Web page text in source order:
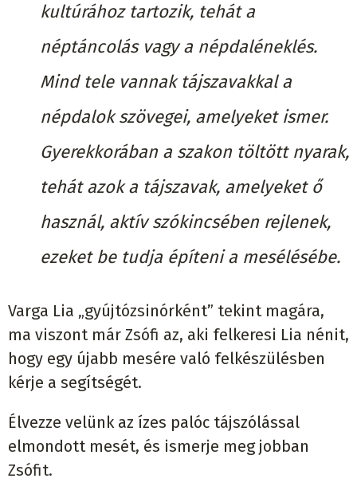
kultúrához tartozik, tehát a
néptáncolás vagy a népdaléneklés.
Mind tele vannak tájszavakkal a
népdalok szövegei, amelyeket ismer.
Gyerekkorában a szakon töltött nyarak,
tehát azok a tájszavak, amelyeket ő
használ, aktív szókincsében rejlenek,
ezeket be tudja építeni a mesélésébe.
Varga Lia „gyújtózsinórként” tekint magára,
ma viszont már Zsófi az, aki felkeresi Lia nénit,
hogy egy újabb mesére való felkészülésben
kérje a segítségét.
Élvezze velünk az ízes palóc tájszólással
elmondott mesét, és ismerje meg jobban
Zsófit.